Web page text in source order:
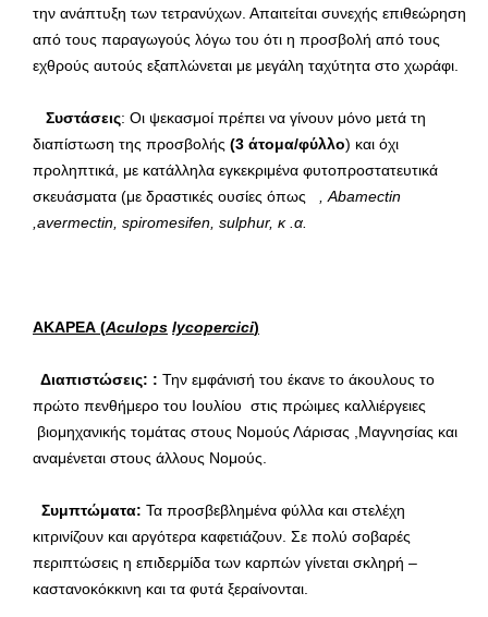
την ανάπτυξη των τετρανύχων. Απαιτείται συνεχής επιθεώρηση
από τους παραγωγούς λόγω του ότι η προσβολή από τους
εχθρούς αυτούς εξαπλώνεται με μεγάλη ταχύτητα στο χωράφι.
Συστάσεις: Οι ψεκασμοί πρέπει να γίνουν μόνο μετά τη
διαπίστωση της προσβολής (3 άτομα/φύλλο) και όχι
προληπτικά, με κατάλληλα εγκεκριμένα φυτοπροστατευτικά
σκευάσματα (με δραστικές ουσίες όπως
,Abamectin
,avermectin, spiromesifen, sulphur, κ .α.
ΑΚΑΡΕΑ (Αculops lycopercici)
Διαπιστώσεις: : Την εμφάνισή του έκανε το άκουλους το
πρώτο πενθήμερο του Ιουλίου στις πρώιμες καλλιέργειες
βιομηχανικής τομάτας στους Νομούς Λάρισας ,Μαγνησίας και
αναμένεται στους άλλους Νομούς.
Συμπτώματα: Τα προσβεβλημένα φύλλα και στελέχη
κιτρινίζουν και αργότερα καφετιάζουν. Σε πολύ σοβαρές
περιπτώσεις η επιδερμίδα των καρπών γίνεται σκληρή –
καστανοκόκκινη και τα φυτά ξεραίνονται.